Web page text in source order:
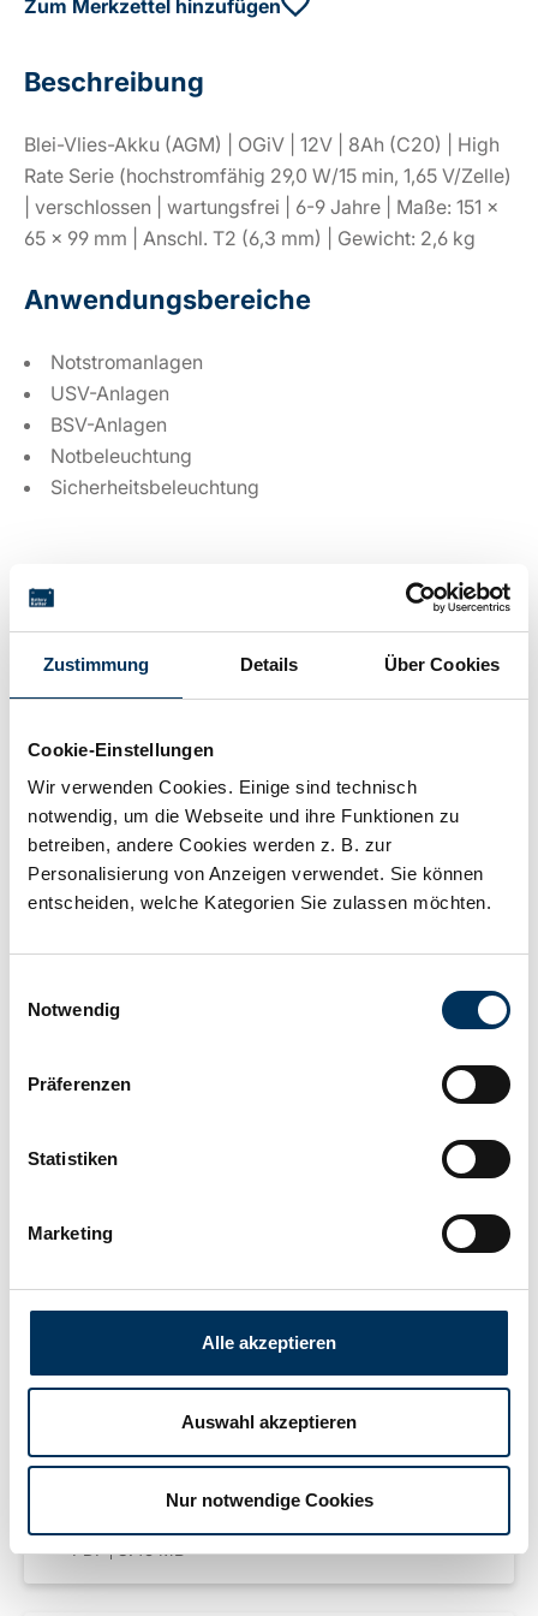
Zustimmung Details Über Cookies
Cookie-Einstellungen
Wir verwenden Cookies. Einige sind technisch
notwendig, um die Webseite und ihre Funktionen zu
betreiben, andere Cookies werden z. B. zur
Personalisierung von Anzeigen verwendet. Sie können
entscheiden, welche Kategorien Sie zulassen möchten.
Notwendig
Präferenzen
Statistiken
Marketing
Alle akzeptieren
Auswahl akzeptieren
Nur notwendige Cookies
Zum Merkzettel hinzufügen
Beschreibung
Blei-Vlies-Akku (AGM) | OGiV | 12V | 8Ah (C20) | High
Rate Serie (hochstromfähig 29,0 W/15 min, 1,65 V/Zelle)
| verschlossen | wartungsfrei | 6-9 Jahre | Maße: 151 ×
65 × 99 mm | Anschl. T2 (6,3 mm) | Gewicht: 2,6 kg
Anwendungsbereiche
Notstromanlagen
USV-Anlagen
BSV-Anlagen
Notbeleuchtung
Sicherheitsbeleuchtung
Technische Details
8Ah
Technologie: Blei AGM
Länge:
Breite:
2,68kg
MSDS SUN Battery VRLA DE
PDF 8.45 MB